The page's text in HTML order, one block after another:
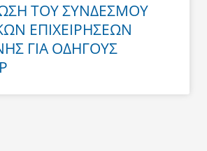
ΤΟΥ ΣΥΝΔΕΣΜΟΥ
ΕΠΙΧΕΙΡΗΣΕΩΝ
ΓΙΑ ΟΔΗΓΟΥΣ